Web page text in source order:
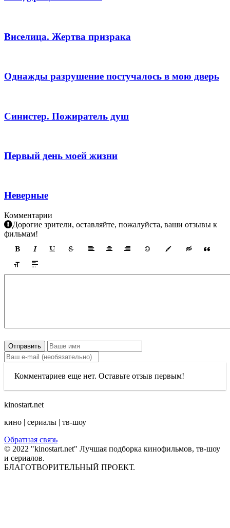
Виселица. Жертва призрака
Однажды разрушение постучалось в мою дверь
Синистер. Пожиратель душ
Первый день моей жизни
Неверные
Комментарии
Дорогие зрители, оставляйте, пожалуйста, ваши отзывы к
фильмам!
Отправить
Комментариев еще нет. Оставьте отзыв первым!
kinostart.net
кино | сериалы | тв-шоу
Обратная связь
© 2022 "kinostart.net" Лучшая подборка кинофильмов, тв-шоу
и сериалов.
БЛАГОТВОРИТЕЛЬНЫЙ ПРОЕКТ.